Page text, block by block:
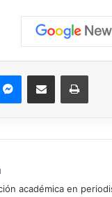
MessengerCompartir vía correo electrónico
académica en